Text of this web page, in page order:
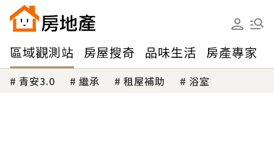
區域觀測站 房屋搜奇 品味生活 房產專家
青安3.0 繼承 租屋補助 浴室